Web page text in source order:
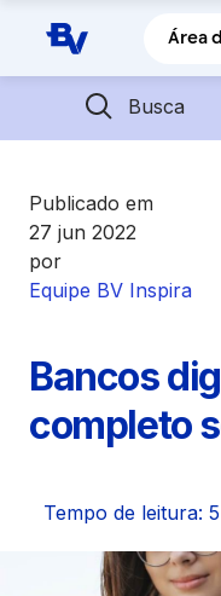
Pular para o Conteúdo
Área
Busca
Barra de busca
Descubra
Empréstimos
Financiamentos
Publicado em
27 jun 2022
por
Equipe BV Inspira
Bancos
completo
Tempo de leitura: